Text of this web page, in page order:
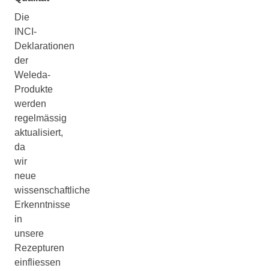
Die
INCI-
Deklarationen
der
Weleda-
Produkte
werden
regelmässig
aktualisiert,
da
wir
neue
wissenschaftliche
Erkenntnisse
in
unsere
Rezepturen
einfliessen